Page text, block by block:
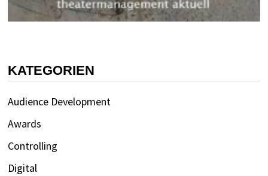
KATEGORIEN
Audience Development
Awards
Controlling
Digital